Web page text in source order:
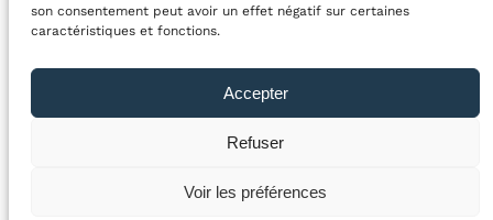
son consentement peut avoir un effet négatif sur certaines
caractéristiques et fonctions.
Accepter
Refuser
Voir les préférences
Suivez-nous sur
Copyright © 2024 · Tous droits réservés · La P’tite Patisse –
Politique de cookies (UE)